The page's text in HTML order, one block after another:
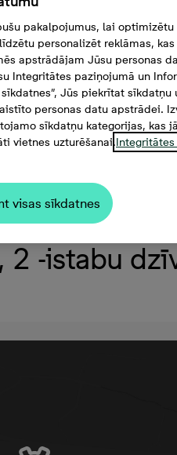
2 -istabu
pakalpojumus, lai optimizētu
personalizēt reklāmas,
apstrādājam Jūsu personas
Integritātes paziņojumā un
Jūs piekrītat sīkdatņu
personas datu apstrādei.
sīkdatņu kategorijas, kas
vietnes uzturēšanai.
visas sīkdatnes